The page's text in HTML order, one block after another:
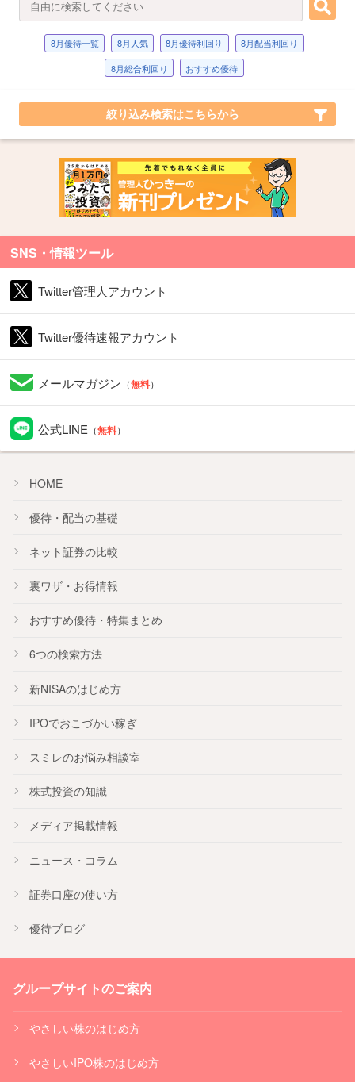
8月優待一覧 8月人気 8月優待利回り
8月配当利回り
8月総合利回り
おすすめ優待
絞り込み検索はこちらから
SNS・情報ツール
Twitter管理人アカウント
Twitter優待速報アカウント
メールマガジン （無料）
公式LINE （無料）
HOME
優待・配当の基礎
ネット証券の比較
裏ワザ・お得情報
おすすめ優待・ 特集まとめ
6つの検索方法
新NISAのはじめ方
IPOでおこづかい稼ぎ
スミレのお悩み相談室
株式投資の知識
メディア掲載情報
ニュース・コラム
証券口座の使い方
優待ブログ
グループサイトのご案内
やさしい株のはじめ方
やさしいIPO株のはじめ方